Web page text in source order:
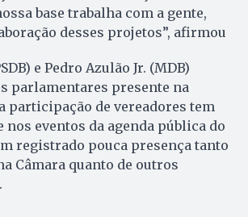
base trabalha com a gente,
desses projetos”, afirmou
e Pedro Azulão Jr. (MDB)
parlamentares presente na
participação de vereadores tem
eventos da agenda pública do
registrado pouca presença tanto
Câmara quanto de outros